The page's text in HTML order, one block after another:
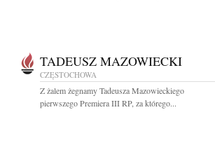
TADEUSZ MAZOWIECKI
CZĘSTOCHOWA
Z żalem żegnamy Tadeusza Mazowieckiego
pierwszego Premiera III RP, za którego...